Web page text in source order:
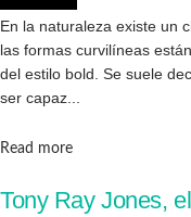
En la naturaleza existe un
las formas curvilíneas
del estilo bold. Se suele
ser capaz...
Read moreDetails
Tony Ray Jones,